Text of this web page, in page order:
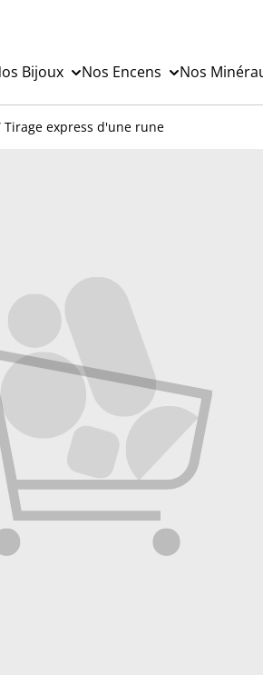
Bijoux Nos Encens Nos
Tirage express d'une rune